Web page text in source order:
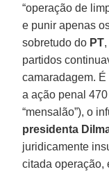
“operação de
e punir apenas
sobretudo do PT
partidos
camaradagem.
a ação penal
“mensalão”), o
presidenta
juridicamente
citada operação,